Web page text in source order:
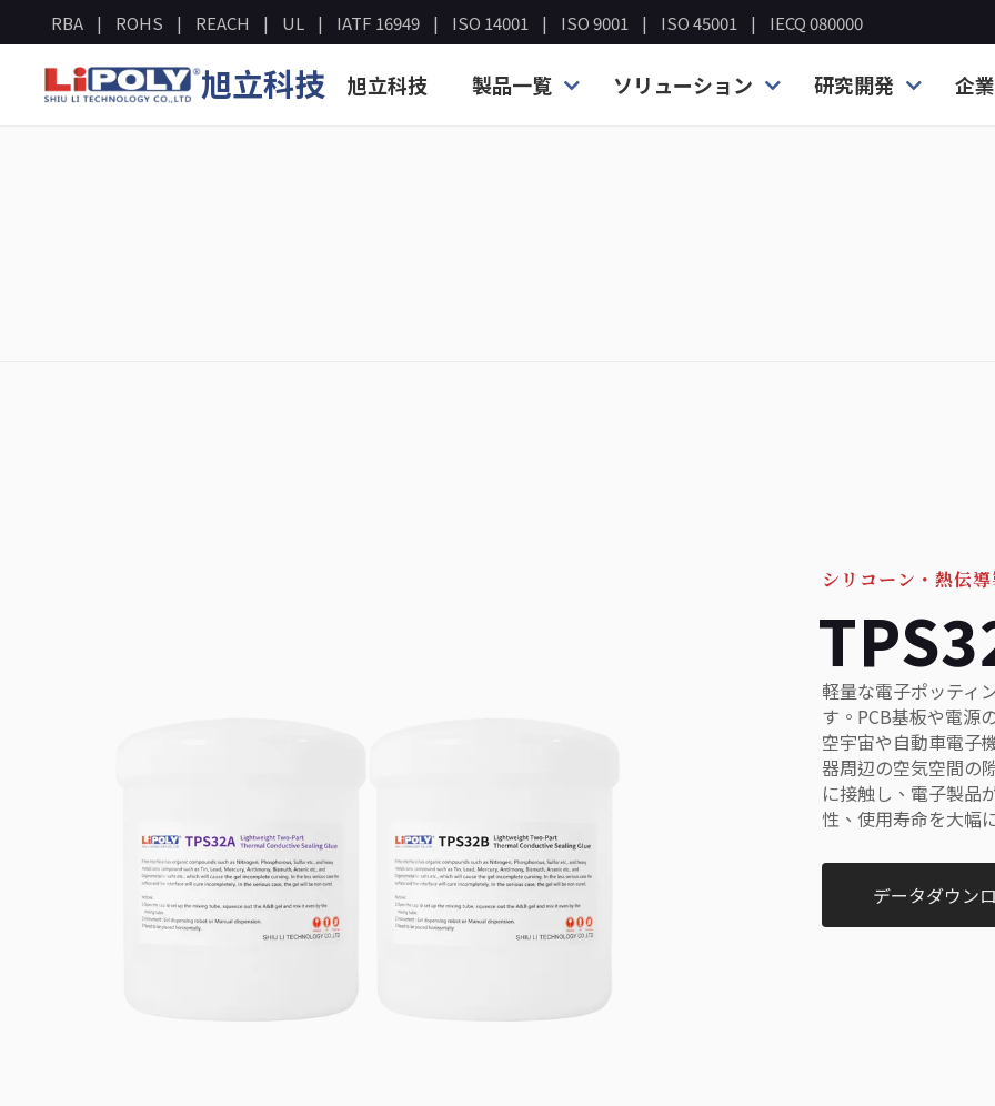
RBA ROHS REACH UL IATF 16949 ISO 14001 ISO 9001 ISO 45001 IECQ 080000
旭立科技 旭立科技 製品一覧 ソリューション 研究開発 企
シリコーン・熱伝
軽量な電子ポッティ
す。PCB基板や電源
空宇宙や自動車電子
器周辺の空気空間の
に接触し、電子製品
性、使用寿命を大幅
データダウン